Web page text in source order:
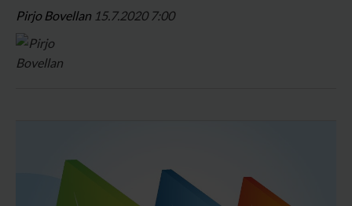
Pirjo Bovellan 15.7.2020 7:00